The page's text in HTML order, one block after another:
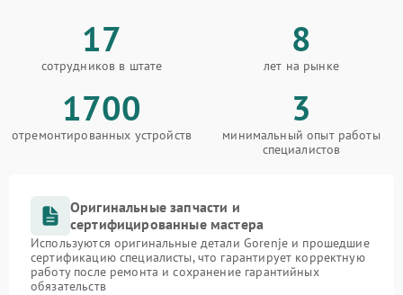
17
сотрудников в штате
8
лет на рынке
1700
отремонтированных устройств
3
минимальный опыт работы
специалистов
Оригинальные запчасти и
сертифицированные мастера
Используются оригинальные детали Gorenje и прошедшие
сертификацию специалисты, что гарантирует корректную
работу после ремонта и сохранение гарантийных
обязательств